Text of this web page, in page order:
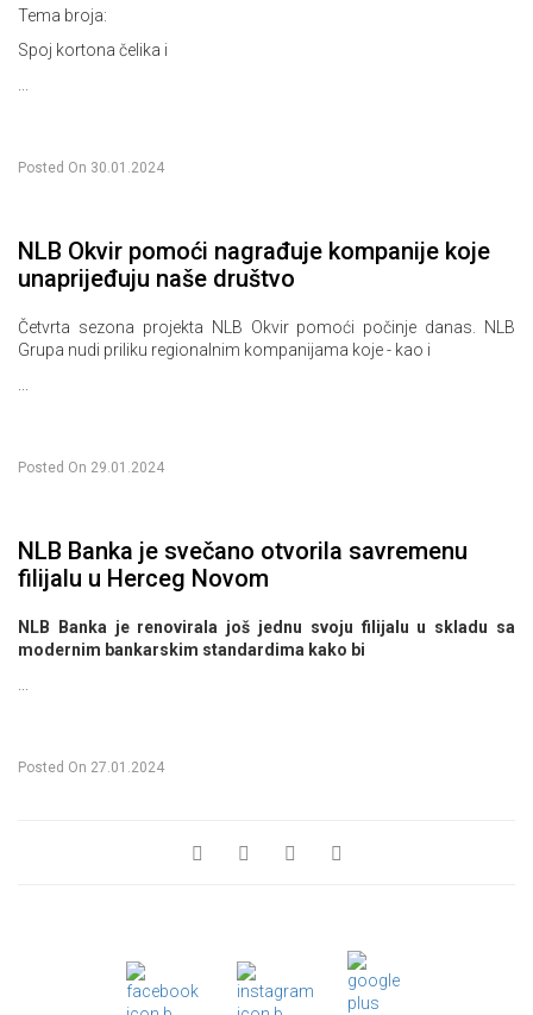
Posted On 30.01.2024
Tema broja:
Spoj kortona čelika i
Posted On 29.01.2024
NLB Okvir pomoći nagrađuje kompanije koje
unaprijeđuju naše društvo
Četvrta sezona projekta NLB Okvir pomoći počinje danas. NLB
Grupa nudi priliku regionalnim kompanijama koje - kao i
Posted On 27.01.2024
NLB Banka je svečano otvorila savremenu
filijalu u Herceg Novom
NLB Banka je renovirala još jednu svoju filijalu u skladu sa
modernim bankarskim standardima kako bi